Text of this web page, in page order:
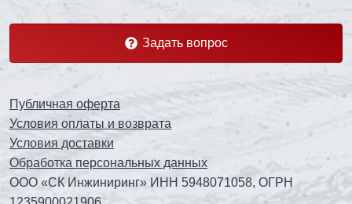
Задать вопрос
Публичная оферта
Условия оплаты и возврата
Условия доставки
Обработка персональных данных
ООО «СК Инжиниринг» ИНН 5948071058, ОГРН